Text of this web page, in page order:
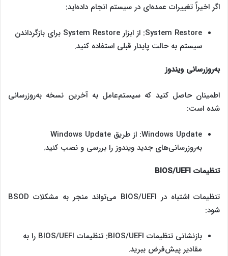
اگر اخیراً تغییرات عمده‌ای در سیستم انجام داده‌اید:
System Restore: از ابزار System Restore برای بازگرداندن
سیستم به حالت پایدار قبلی استفاده کنید.
به‌روزرسانی ویندوز
اطمینان حاصل کنید که سیستم‌عامل به آخرین نسخه به‌روزرسانی
شده است:
Windows Update: از طریق Windows Update
به‌روزرسانی‌های جدید ویندوز را بررسی و نصب کنید.
تنظیمات BIOS/UEFI
تنظیمات اشتباه در BIOS/UEFI می‌تواند منجر به مشکلات BSOD
شود:
بازنشانی تنظیمات BIOS/UEFI: تنظیمات BIOS/UEFI را به
مقادیر پیش‌فرض ببرید.